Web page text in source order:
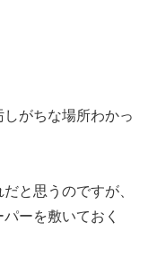
がちな場所わかっ
と思うのですが、
ーを敷いておく